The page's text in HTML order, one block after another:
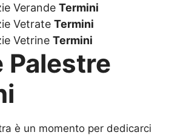
Verande Termini
Vetrate Termini
Vetrine Termini
Palestre
è un momento per dedicarci